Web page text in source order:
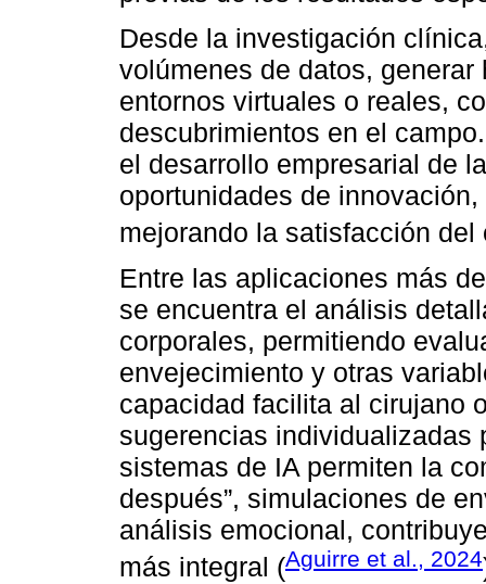
Desde la investigación
volúmenes de datos,
entornos virtuales o reales,
descubrimientos en el
el desarrollo empresarial de
oportunidades de
mejorando la satisfacción del
Entre las aplicaciones más
se encuentra el análisis
corporales, permitiendo
envejecimiento y otras
capacidad facilita al cirujano
sugerencias individualizadas
sistemas de IA permiten la
después”, simulaciones de
análisis emocional,
más integral (Aguirre et al., 2024